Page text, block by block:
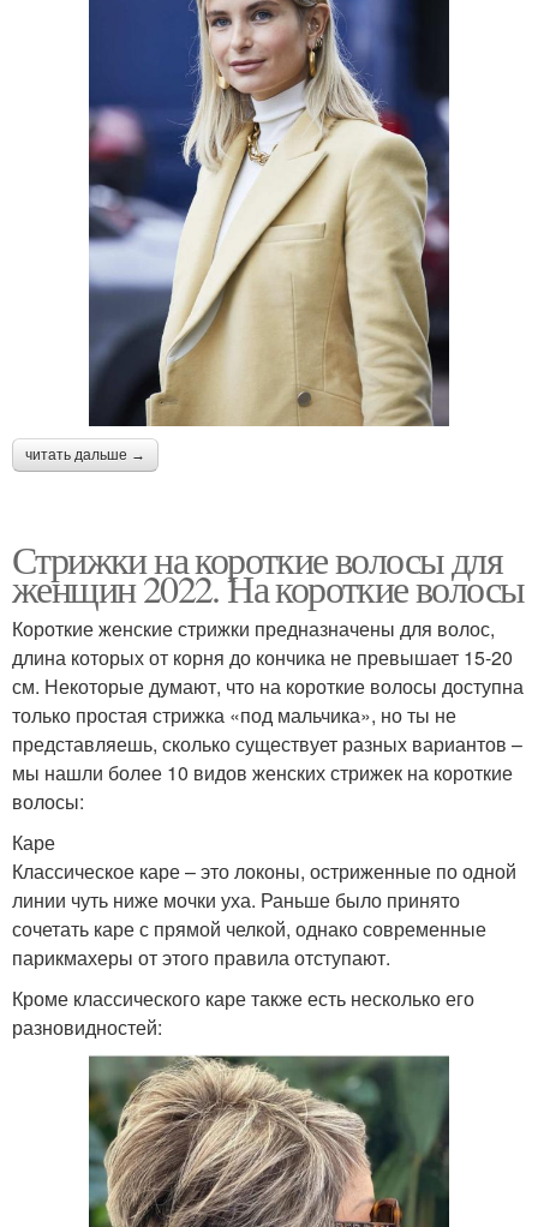
читать дальше →
Стрижки на короткие волосы для
женщин 2022. На короткие волосы
Короткие женские стрижки предназначены для волос,
длина которых от корня до кончика не превышает 15-20
см. Некоторые думают, что на короткие волосы доступна
только простая стрижка «под мальчика», но ты не
представляешь, сколько существует разных вариантов –
мы нашли более 10 видов женских стрижек на короткие
волосы:
Каре
Классическое каре – это локоны, остриженные по одной
линии чуть ниже мочки уха. Раньше было принято
сочетать каре с прямой челкой, однако современные
парикмахеры от этого правила отступают.
Кроме классического каре также есть несколько его
разновидностей: